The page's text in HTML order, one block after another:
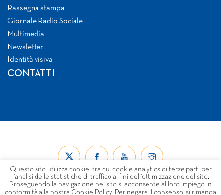
Rassegna stampa
Giornale Radio Sociale
Multimedia
Newsletter
Identità visiva
CONTATTI
Questo sito utilizza cookie, tra cui cookie analytics di terze parti per
l’analisi delle statistiche di traffico ai fini dell’ottimizzazione del sito.
Proseguendo la navigazione nel sito si acconsente al loro impiego in
conformità alla nostra Cookie Policy. Per negare il consenso, si rimanda